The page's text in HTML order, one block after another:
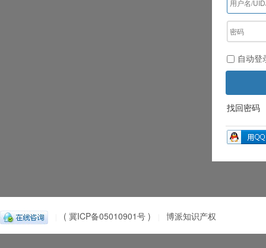
自动登
找回密码
( 冀ICP备05010901号 ) 博派知识产权